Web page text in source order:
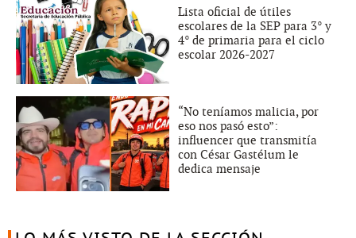
Lista oficial de útiles
escolares de la SEP para 3° y
4° de primaria para el ciclo
escolar 2026-2027
“No teníamos malicia, por
eso nos pasó esto”:
influencer que transmitía
con César Gastélum le
dedica mensaje